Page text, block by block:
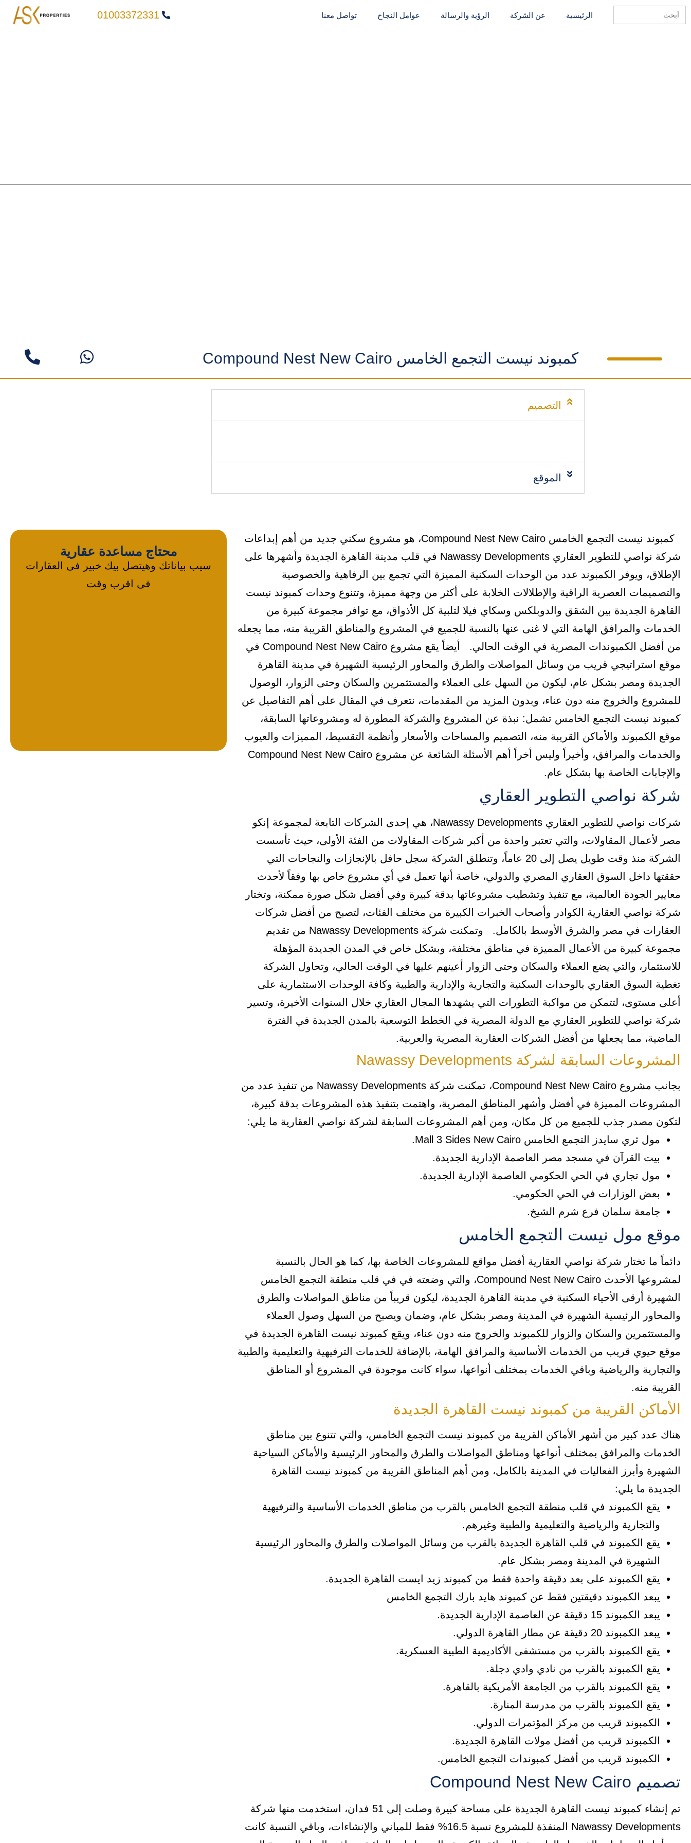
Search
for:
الرئيسية عن الشركة الرؤية والرسالة عوامل النجاح تواصل معنا 01003372331
كمبوند نيست التجمع الخامس Compound Nest New Cairo
التصميم
الموقع
كمبوند نيست التجمع الخامس Compound Nest New Cairo، هو مشروع سكني جديد من أهم إبداعات
شركة نواصي للتطوير العقاري Nawassy Developments في قلب مدينة القاهرة الجديدة وأشهرها على
الإطلاق، ويوفر الكمبوند عدد من الوحدات السكنية المميزة التي تجمع بين الرفاهية والخصوصية
والتصميمات العصرية الراقية والإطلالات الخلابة على أكثر من وجهة مميزة، وتتنوع وحدات كمبوند نيست
القاهرة الجديدة بين الشقق والدوبلكس وسكاي فيلا لتلبية كل الأذواق، مع توافر مجموعة كبيرة من
الخدمات والمرافق الهامة التي لا غنى عنها بالنسبة للجميع في المشروع والمناطق القريبة منه، مما يجعله
من أفضل الكمبوندات المصرية في الوقت الحالي. أيضاً يقع مشروع Compound Nest New Cairo في
موقع استراتيجي قريب من وسائل المواصلات والطرق والمحاور الرئيسية الشهيرة في مدينة القاهرة
الجديدة ومصر بشكل عام، ليكون من السهل على العملاء والمستثمرين والسكان وحتى الزوار، الوصول
للمشروع والخروج منه دون عناء، وبدون المزيد من المقدمات، نتعرف في المقال على أهم التفاصيل عن
كمبوند نيست التجمع الخامس تشمل: نبذة عن المشروع والشركة المطورة له ومشروعاتها السابقة،
موقع الكمبوند والأماكن القريبة منه، التصميم والمساحات والأسعار وأنظمة التقسيط، المميزات والعيوب
والخدمات والمرافق، وأخيراً وليس أخراً أهم الأسئلة الشائعة عن مشروع Compound Nest New Cairo
والإجابات الخاصة بها بشكل عام.
شركة نواصي التطوير العقاري
شركات نواصي للتطوير العقاري Nawassy Developments، هي إحدى الشركات التابعة لمجموعة إنكو
مصر لأعمال المقاولات، والتي تعتبر واحدة من أكبر شركات المقاولات من الفئة الأولى، حيث تأسست
الشركة منذ وقت طويل يصل إلى 20 عاماً، وتنطلق الشركة سجل حافل بالإنجازات والنجاحات التي
حققتها داخل السوق العقاري المصري والدولي، خاصة أنها تعمل في أي مشروع خاص بها وفقاً لأحدث
معايير الجودة العالمية، مع تنفيذ وتشطيب مشروعاتها بدقة كبيرة وفي أفضل شكل صورة ممكنة، وتختار
شركة نواصي العقارية الكوادر وأصحاب الخبرات الكبيرة من مختلف الفئات، لتصبح من أفضل شركات
العقارات في مصر والشرق الأوسط بالكامل. وتمكنت شركة Nawassy Developments من تقديم
مجموعة كبيرة من الأعمال المميزة في مناطق مختلفة، وبشكل خاص في المدن الجديدة المؤهلة
للاستثمار، والتي يضع العملاء والسكان وحتى الزوار أعينهم عليها في الوقت الحالي، وتحاول الشركة
تغطية السوق العقاري بالوحدات السكنية والتجارية والإدارية والطبية وكافة الوحدات الاستثمارية على
أعلى مستوى، لتتمكن من مواكبة التطورات التي يشهدها المجال العقاري خلال السنوات الأخيرة، وتسير
شركة نواصي للتطوير العقاري مع الدولة المصرية في الخطط التوسعية بالمدن الجديدة في الفترة
الماضية، مما يجعلها من أفضل الشركات العقارية المصرية والعربية.
المشروعات السابقة لشركة Nawassy Developments
بجانب مشروع Compound Nest New Cairo، تمكنت شركة Nawassy Developments من تنفيذ عدد من
المشروعات المميزة في أفضل وأشهر المناطق المصرية، واهتمت بتنفيذ هذه المشروعات بدقة كبيرة،
لتكون مصدر جذب للجميع من كل مكان، ومن أهم المشروعات السابقة لشركة نواصي العقارية ما يلي:
مول ثري سايدز التجمع الخامس Mall 3 Sides New Cairo.
بيت القرآن في مسجد مصر العاصمة الإدارية الجديدة.
مول تجاري في الحي الحكومي العاصمة الإدارية الجديدة.
بعض الوزارات في الحي الحكومي.
جامعة سلمان فرع شرم الشيخ.
موقع مول نيست التجمع الخامس
دائماً ما تختار شركة نواصي العقارية أفضل مواقع للمشروعات الخاصة بها، كما هو الحال بالنسبة
لمشروعها الأحدث Compound Nest New Cairo، والتي وضعته في في قلب منطقة التجمع الخامس
الشهيرة أرقى الأحياء السكنية في مدينة القاهرة الجديدة، ليكون قريباً من مناطق المواصلات والطرق
والمحاور الرئيسية الشهيرة في المدينة ومصر بشكل عام، وضمان ويصبح من السهل وصول العملاء
والمستثمرين والسكان والزوار للكمبوند والخروج منه دون عناء، ويقع كمبوند نيست القاهرة الجديدة في
موقع حيوي قريب من الخدمات الأساسية والمرافق الهامة، بالإضافة للخدمات الترفيهية والتعليمية والطبية
والتجارية والرياضية وباقي الخدمات بمختلف أنواعها، سواء كانت موجودة في المشروع أو المناطق
القريبة منه.
الأماكن القريبة من كمبوند نيست القاهرة الجديدة
هناك عدد كبير من أشهر الأماكن القريبة من كمبوند نيست التجمع الخامس، والتي تتنوع بين مناطق
الخدمات والمرافق بمختلف أنواعها ومناطق المواصلات والطرق والمحاور الرئيسية والأماكن السياحية
الشهيرة وأبرز الفعاليات في المدينة بالكامل، ومن أهم المناطق القريبة من كمبوند نيست القاهرة
الجديدة ما يلي:
يقع الكمبوند في قلب منطقة التجمع الخامس بالقرب من مناطق الخدمات الأساسية والترفيهية
والتجارية والرياضية والتعليمية والطبية وغيرهم.
يقع الكمبوند في قلب القاهرة الجديدة بالقرب من وسائل المواصلات والطرق والمحاور الرئيسية
الشهيرة في المدينة ومصر بشكل عام.
يقع الكمبوند على بعد دقيقة واحدة فقط من كمبوند زيد ايست القاهرة الجديدة.
يبعد الكمبوند دقيقتين فقط عن كمبوند هايد بارك التجمع الخامس
يبعد الكمبوند 15 دقيقة عن العاصمة الإدارية الجديدة.
يبعد الكمبوند 20 دقيقة عن مطار القاهرة الدولي.
يقع الكمبوند بالقرب من مستشفى الأكاديمية الطبية العسكرية.
يقع الكمبوند بالقرب من نادي وادي دجلة.
يقع الكمبوند بالقرب من الجامعة الأمريكية بالقاهرة.
يقع الكمبوند بالقرب من مدرسة المنارة.
الكمبوند قريب من مركز المؤتمرات الدولي.
الكمبوند قريب من أفضل مولات القاهرة الجديدة.
الكمبوند قريب من أفضل كمبوندات التجمع الخامس.
تصميم Compound Nest New Cairo
تم إنشاء كمبوند نيست القاهرة الجديدة على مساحة كبيرة وصلت إلى 51 فدان، استخدمت منها شركة
Nawassy Developments المنفذة للمشروع نسبة 16.5% فقط للمباني والإنشاءات، وباقي النسبة كانت
محتاج مساعدة عقارية
سيب بياناتك وهيتصل بيك خبير فى العقارات
فى اقرب وقت